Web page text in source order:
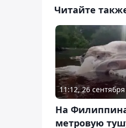
Читайте
11:12, 26
На
метровую